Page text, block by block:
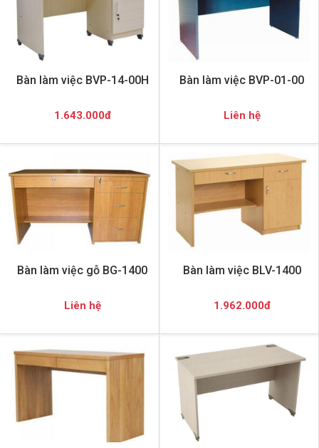
Bàn làm việc BVP-14-00H
1.643.000đ
Bàn làm việc BVP-01-00
Liên hệ
Bàn làm việc gỗ BG-1400
Liên hệ
Bàn làm việc BLV-1400
1.962.000đ